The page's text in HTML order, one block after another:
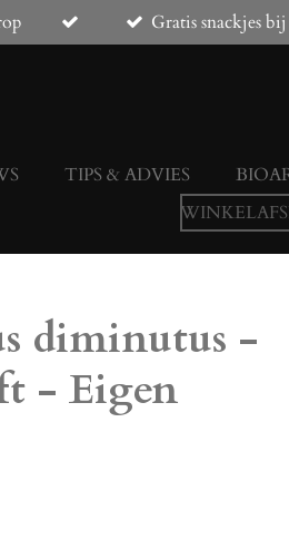
Gratis snackjes
TIPS & ADVIES
diminutus -
- Eigen